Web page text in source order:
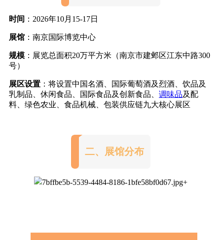
时间 ：2026年10月15-17日
展馆 ：南京国际博览中心
规模 ：展览总面积20万平方米（南京市建邺区江东中路300
号）
展区设置 ：将设置中国名酒 、国际葡萄酒及烈酒、饮品及
乳制品、休闲食品、国际食品及创新食品、 调味品及配
料、绿色农业、食品机械、包装供应链九大核心展区
二、展馆分布
+